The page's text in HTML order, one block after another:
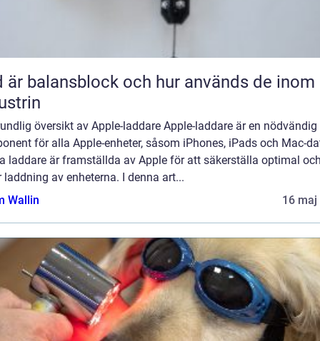
är balansblock och hur används de inom
översikt av Apple-laddare Apple-laddare är en nödvändig
för alla Apple-enheter, såsom iPhones, iPads och Mac-
laddare är framställda av Apple för att säkerställa optimal
laddning av enheterna. I denna art...
Wallin
16 maj